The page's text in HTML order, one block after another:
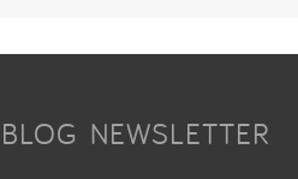
BLOG NEWSLETTER